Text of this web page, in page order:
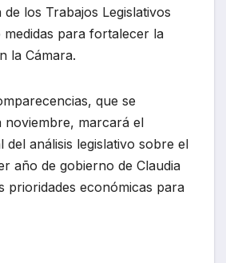
los Trabajos Legislativos
para fortalecer la
la Cámara.
que se
noviembre, marcará el
análisis legislativo sobre el
año de gobierno de Claudia
prioridades económicas para